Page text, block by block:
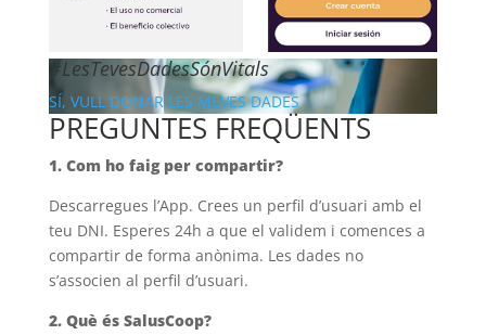
#LesTevesDadesSónVitals
SÍ, VULL DONAR LES MEVES DADES
PREGUNTES FREQÜENTS
1. Com ho faig per compartir?
Descarregues l’App. Crees un perfil d’usuari amb el
teu DNI. Esperes 24h a que el validem i comences a
compartir de forma anònima. Les dades no
s’associen al perfil d’usuari.
2. Què és SalusCoop?